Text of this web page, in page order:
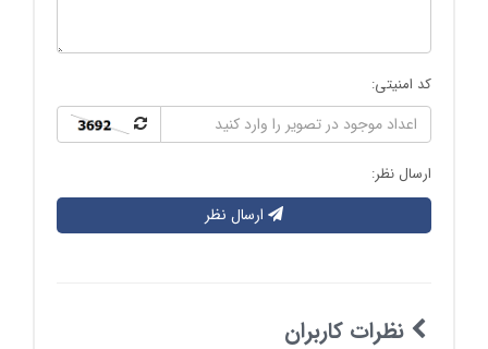
کد امنیتی:
ارسال نظر:
ارسال نظر
نظرات کاربران